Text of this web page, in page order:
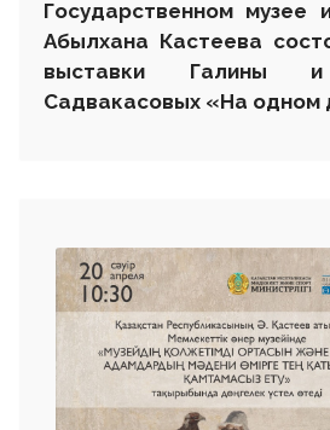
Государственном музее
Абылхана Кастеева
выставки Галины и
Садвакасовых «На одном